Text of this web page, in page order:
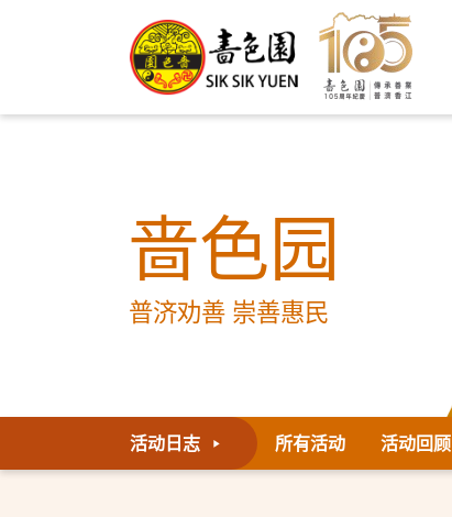
啬色园
普济劝善 崇善惠民
活动日志 所有活动 活动回顾